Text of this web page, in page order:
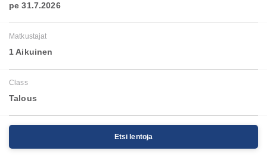
pe 31.7.2026
Matkustajat
1 Aikuinen
Class
Talous
Etsi lentoja